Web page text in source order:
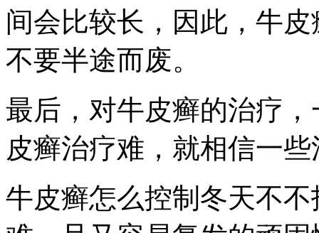
间会比较长，因此，牛
不要半途而废。
最后，对牛皮癣的治疗
皮癣治疗难，就相信一
牛皮癣怎么控制冬天不